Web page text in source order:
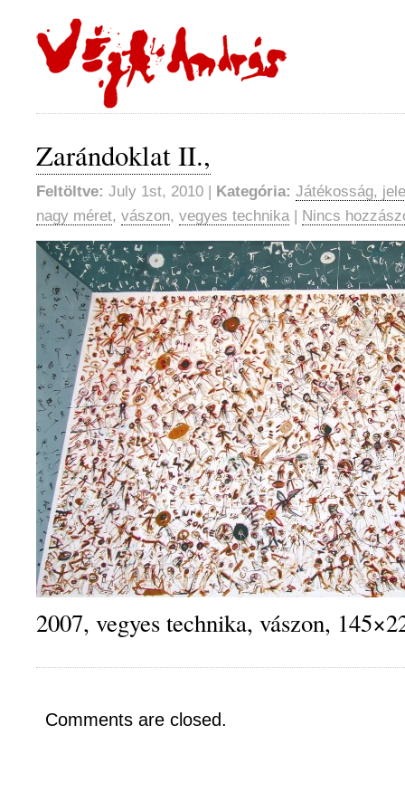
Zarándoklat II.,
Feltöltve: July 1st, 2010 | Kategória: Játékosság,
nagy méret, vászon, vegyes technika| Nincs
2007, vegyes technika, vászon,
Comments are closed.